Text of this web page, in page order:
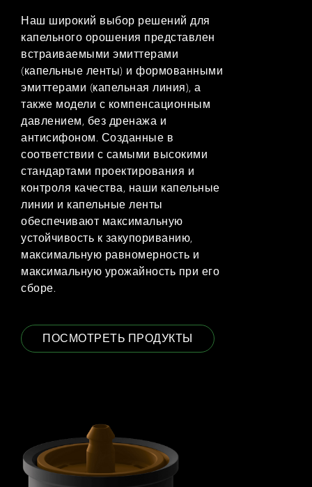
Наш широкий выбор решений для
капельного орошения представлен
встраиваемыми эмиттерами
(капельные ленты) и формованными
эмиттерами (капельная линия), а
также модели с компенсационным
давлением, без дренажа и
антисифоном. Созданные в
соответствии с самыми высокими
стандартами проектирования и
контроля качества, наши капельные
линии и капельные ленты
обеспечивают максимальную
устойчивость к закупориванию,
максимальную равномерность и
максимальную урожайность при его
сборе.
ПОСМОТРЕТЬ ПРОДУКТЫ